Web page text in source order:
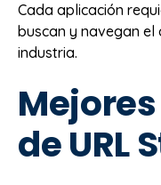
Cada aplicación
buscan y navegan el
industria.
de URL